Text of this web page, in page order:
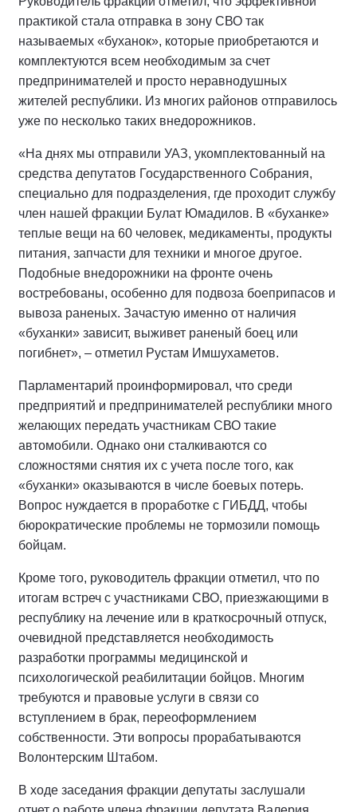
практикой стала отправка в зону СВО так
называемых «буханок», которые приобретаются и
комплектуются всем необходимым за счет
предпринимателей и просто неравнодушных
жителей республики. Из многих районов отправилось
уже по несколько таких внедорожников.
«На днях мы отправили УАЗ, укомплектованный на
средства депутатов Государственного Собрания,
специально для подразделения, где проходит службу
член нашей фракции Булат Юмадилов. В «буханке»
теплые вещи на 60 человек, медикаменты, продукты
питания, запчасти для техники и многое другое.
Подобные внедорожники на фронте очень
востребованы, особенно для подвоза боеприпасов и
вывоза раненых. Зачастую именно от наличия
«буханки» зависит, выживет раненый боец или
погибнет», – отметил Рустам Имшухаметов.
Парламентарий проинформировал, что среди
предприятий и предпринимателей республики много
желающих передать участникам СВО такие
автомобили. Однако они сталкиваются со
сложностями снятия их с учета после того, как
«буханки» оказываются в числе боевых потерь.
Вопрос нуждается в проработке с ГИБДД, чтобы
бюрократические проблемы не тормозили помощь
бойцам.
Кроме того, руководитель фракции отметил, что по
итогам встреч с участниками СВО, приезжающими в
республику на лечение или в краткосрочный отпуск,
очевидной представляется необходимость
разработки программы медицинской и
психологической реабилитации бойцов. Многим
требуются и правовые услуги в связи со
вступлением в брак, переоформлением
собственности. Эти вопросы прорабатываются
Волонтерским Штабом.
В ходе заседания фракции депутаты заслушали